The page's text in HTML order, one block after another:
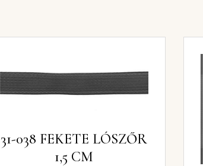
31-038 FEKETE LÓSZŐR
1,5 CM